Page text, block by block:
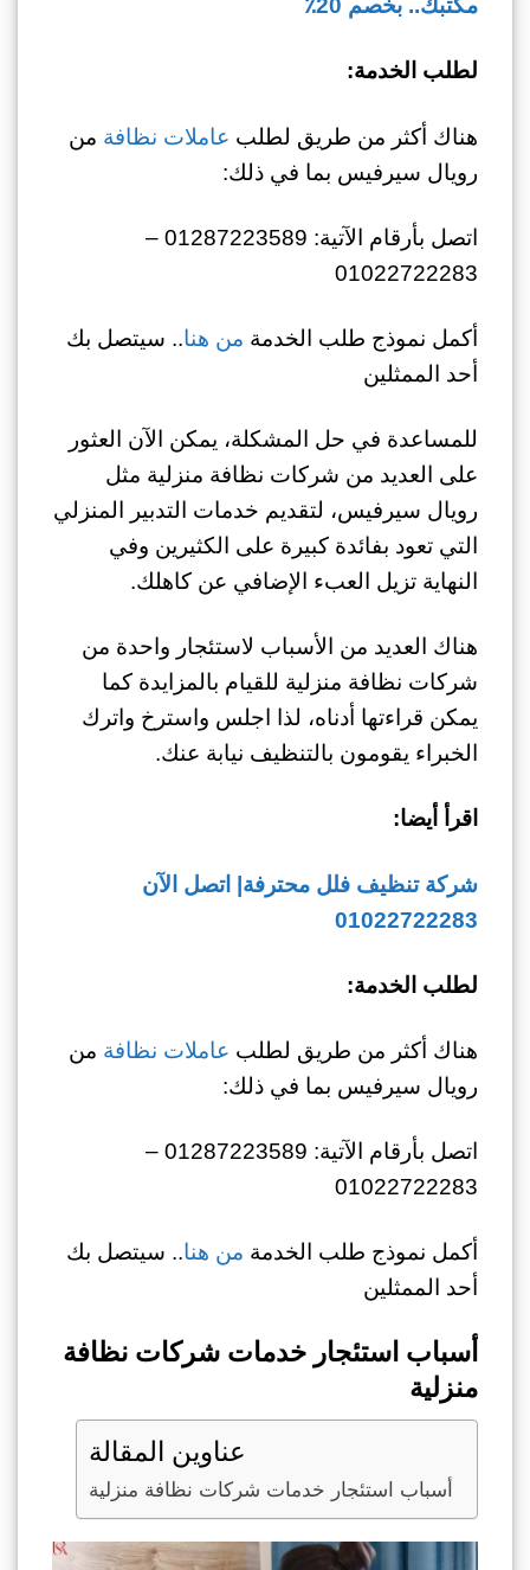
لطلب الخدمة:
هناك أكثر من طريق لطلب عاملات نظافة من
رويال سيرفيس بما في ذلك:
اتصل بأرقام الآتية: 01287223589 –
01022722283
أكمل نموذج طلب الخدمة من هنا.. سيتصل بك
أحد الممثلين
للمساعدة في حل المشكلة، يمكن الآن العثور
على العديد من شركات نظافة منزلية مثل
رويال سيرفيس، لتقديم خدمات التدبير المنزلي
التي تعود بفائدة كبيرة على الكثيرين وفي
النهاية تزيل العبء الإضافي عن كاهلك.
هناك العديد من الأسباب لاستئجار واحدة من
شركات نظافة منزلية للقيام بالمزايدة كما
يمكن قراءتها أدناه، لذا اجلس واسترخ واترك
الخبراء يقومون بالتنظيف نيابة عنك.
اقرأ أيضا:
شركة تنظيف فلل محترفة| اتصل الآن
01022722283
لطلب الخدمة:
هناك أكثر من طريق لطلب عاملات نظافة من
رويال سيرفيس بما في ذلك:
اتصل بأرقام الآتية: 01287223589 –
01022722283
أكمل نموذج طلب الخدمة من هنا.. سيتصل بك
أحد الممثلين
أسباب استئجار خدمات شركات نظافة
منزلية
عناوين المقالة
أسباب استئجار خدمات شركات نظافة منزلية